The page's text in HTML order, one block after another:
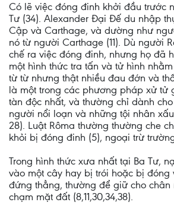
Có lẽ việc đóng đinh khởi đầu trước
Tư (34). Alexander Đại Đế du nhập
Cập và Carthage, và dường như
nó từ người Carthage (11). Dù người
chế ra việc đóng đinh, nhưng họ đã
một hình thức tra tấn và tử hình
từ từ nhưng thật nhiều đau đớn và
là một trong các phương pháp xử tử
tàn độc nhất, và thường chỉ dành
người nổi loạn và những tội nhân
28). Luật Rôma thường thường che
khỏi bị đóng đinh (5), ngoại trừ
Trong hình thức xưa nhất tại Ba Tư,
vào một cây hay bị trói hoặc bị đóng
đứng thẳng, thường để giữ cho chân
chạm mặt đất (8,11,30,34,38).